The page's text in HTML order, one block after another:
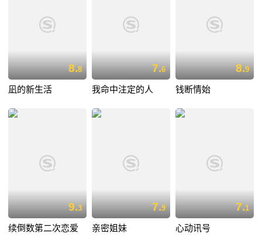
8.8
凪的新生活
7.6
我命中注定的人
8.9
钱断情始
9.3
续倒数第二次恋爱
7.9
亲密姐妹
7.1
心动讯号